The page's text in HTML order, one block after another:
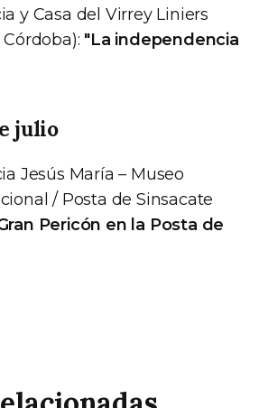
y Casa del Virrey Liniers
"La independencia
julio
Jesús María – Museo
/ Posta de Sinsacate
Pericón en la Posta de